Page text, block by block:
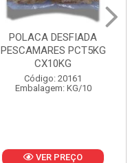
POLACA DESFIADA
PESCAMARES PCT5KG
CX10KG
Código: 20161
Embalagem: KG/10
VER PREÇO